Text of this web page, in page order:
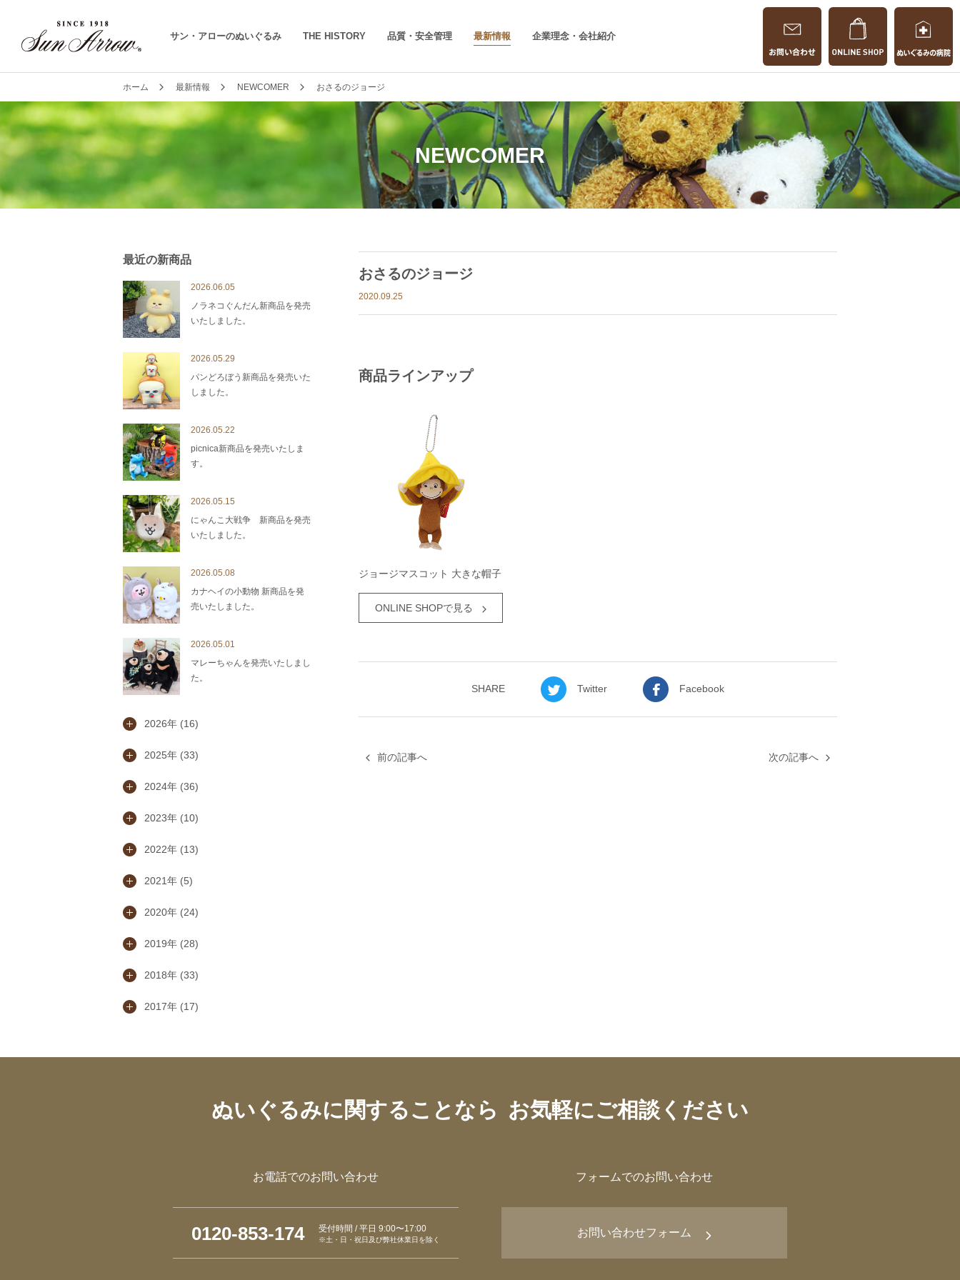
サン・アローのぬいぐるみ THE HISTORY 品質・安全管理 最新情報 企業理念・会社紹介
ホーム 最新情報 NEWCOMER おさるのジョージ
NEWCOMER
おさるのジョージ
2020.09.25
商品ラインアップ
ジョージマスコット 大きな帽子
ONLINE SHOPで見る
SHARE Twitter Facebook
前の記事へ 次の記事へ
最近の新商品
2026.06.05
ノラネコぐんだん新商品を発売
いたしました。
2026.05.29
パンどろぼう新商品を発売いた
しました。
2026.05.22
picnica新商品を発売いたしま
す。
2026.05.15
にゃんこ大戦争 新商品を発売
いたしました。
2026.05.08
カナヘイの小動物 新商品を発
売いたしました。
2026.05.01
マレーちゃんを発売いたしまし
た。
2026年 (16)
2025年 (33)
2024年 (36)
2023年 (10)
2022年 (13)
2021年 (5)
2020年 (24)
2019年 (28)
2018年 (33)
2017年 (17)
ぬいぐるみに関することなら お気軽にご相談ください
お電話でのお問い合わせ
0120-853-174 受付時間 / 平日 9:00〜17:00
※土・日・祝日及び弊社休業日を除く
フォームでのお問い合わせ
お問い合わせフォーム